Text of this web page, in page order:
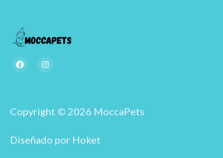
F
a
k
I
n
r
a
Copyright © 2026 MoccaPets
Diseñado por Hoket